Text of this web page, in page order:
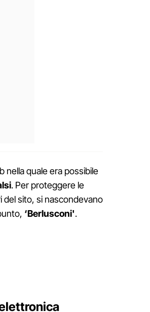
nella quale era possibile
. Per proteggere le
del sito, si nascondevano
‘Berlusconi'.